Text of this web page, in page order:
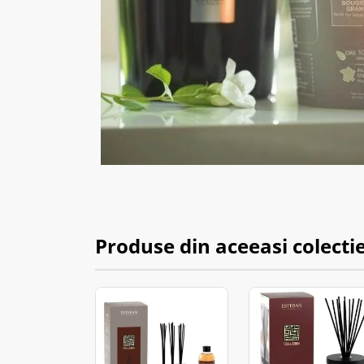
Produse din aceeasi